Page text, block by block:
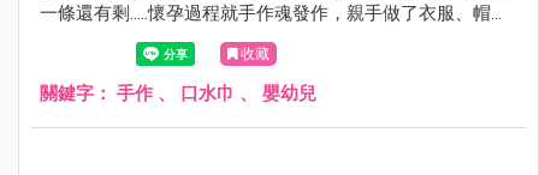
一條還有剩.....懷孕過程就手作魂發作，親手做了衣服、帽
子、鞋子、防踢被、安撫巾、豆豆毯、手搖鈴、口水鏈、兜
兜等東西給寶寶，結果最終發現最實用的是口水兜。
收藏
關鍵字： 手作 、 口水巾 、 嬰幼兒